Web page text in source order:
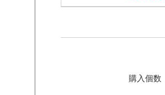
購入個数